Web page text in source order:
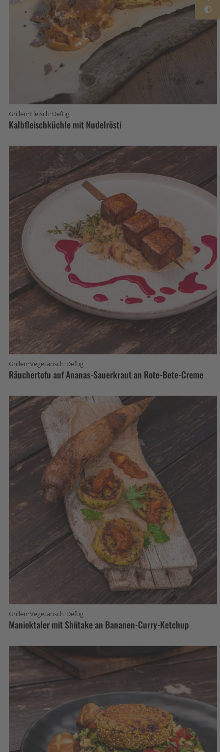
Grillen·Fleisch·Deftig
Kalbfleischküchle mit Nudelrösti
Grillen·Vegetarisch·Deftig
Räuchertofu auf Ananas-Sauerkraut an Rote-Bete-Creme
Grillen·Vegetarisch·Deftig
Manioktaler mit Shiitake an Bananen-Curry-Ketchup